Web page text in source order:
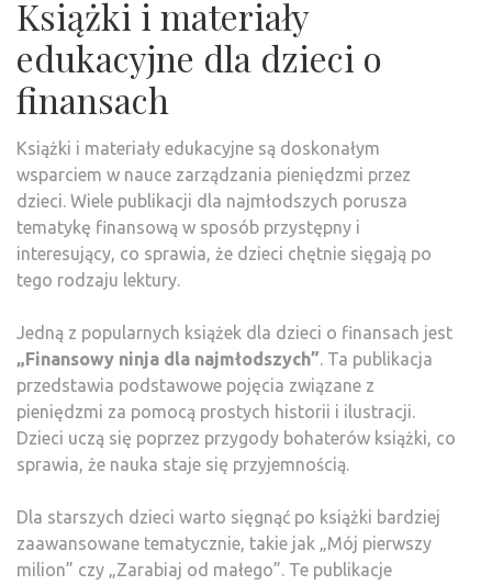
Książki i materiały
edukacyjne dla dzieci o
finansach
Książki i materiały edukacyjne są doskonałym
wsparciem w nauce zarządzania pieniędzmi przez
dzieci. Wiele publikacji dla najmłodszych porusza
tematykę finansową w sposób przystępny i
interesujący, co sprawia, że dzieci chętnie sięgają po
tego rodzaju lektury.
Jedną z popularnych książek dla dzieci o finansach jest
„Finansowy ninja dla najmłodszych”. Ta publikacja
przedstawia podstawowe pojęcia związane z
pieniędzmi za pomocą prostych historii i ilustracji.
Dzieci uczą się poprzez przygody bohaterów książki, co
sprawia, że nauka staje się przyjemnością.
Dla starszych dzieci warto sięgnąć po książki bardziej
zaawansowane tematycznie, takie jak „Mój pierwszy
milion” czy „Zarabiaj od małego”. Te publikacje